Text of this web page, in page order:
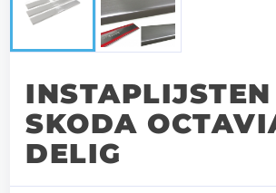
SKODA
DELIG